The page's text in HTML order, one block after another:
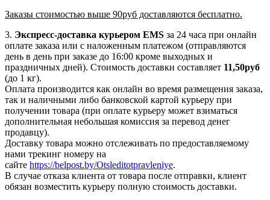
Заказы стоимостью выше 90руб доставляются бесплатно.
3. Экспресс-доставка курьером EMS за 24 часа при онлайн
оплате заказа или с наложенным платежом (отправляются
день в день при заказе до 16:00 кроме выходных и
праздничных дней). Стоимость доставки составляет 11,50руб
(до 1 кг).
Оплата производится как онлайн во время размещения заказа,
так и наличными либо банковской картой курьеру при
получении товара (при оплате курьеру может взиматься
дополнительная небольшая комиссия за перевод денег
продавцу).
Доставку товара можно отслеживать по предоставляемому
нами трекинг номеру на
сайте https://belpost.by/Otsleditotpravleniye.
В случае отказа клиента от товара после отправки, клиент
обязан возместить курьеру полную стоимость доставки.